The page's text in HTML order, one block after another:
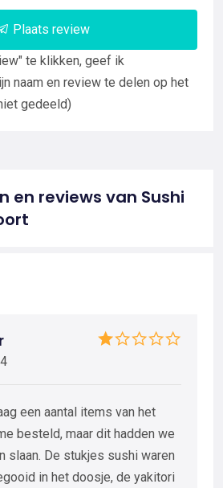
Plaats review
te klikken, geef ik
naam en review te delen op het
gedeeld)
en reviews van Sushi
een aantal items van het
besteld, maar dit hadden we
slaan. De stukjes sushi waren
in het doosje, de yakitori